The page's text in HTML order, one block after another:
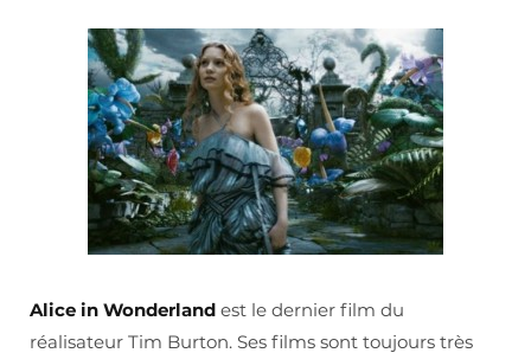
Alice in Wonderland est le dernier film du
réalisateur Tim Burton. Ses films sont toujours très